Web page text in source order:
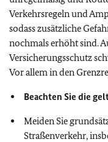
Verkehrsregeln und
sodass zusätzliche
nochmals erhöht sind.
Versicherungsschutz
Vor allem in den
Beachten Sie die
Meiden Sie
Straßenverkehr,